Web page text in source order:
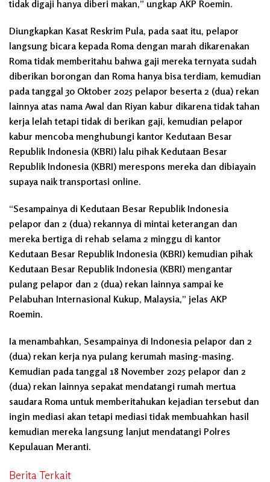
tidak digaji hanya diberi makan,” ungkap AKP Roemin.
Diungkapkan Kasat Reskrim Pula, pada saat itu, pelapor
langsung bicara kepada Roma dengan marah dikarenakan
Roma tidak memberitahu bahwa gaji mereka ternyata sudah
diberikan borongan dan Roma hanya bisa terdiam, kemudian
pada tanggal 30 Oktober 2025 pelapor beserta 2 (dua) rekan
lainnya atas nama Awal dan Riyan kabur dikarena tidak tahan
kerja lelah tetapi tidak di berikan gaji, kemudian pelapor
kabur mencoba menghubungi kantor Kedutaan Besar
Republik Indonesia (KBRI) lalu pihak Kedutaan Besar
Republik Indonesia (KBRI) merespons mereka dan dibiayain
supaya naik transportasi online.
“Sesampainya di Kedutaan Besar Republik Indonesia
pelapor dan 2 (dua) rekannya di mintai keterangan dan
mereka bertiga di rehab selama 2 minggu di kantor
Kedutaan Besar Republik Indonesia (KBRI) kemudian pihak
Kedutaan Besar Republik Indonesia (KBRI) mengantar
pulang pelapor dan 2 (dua) rekan lainnya sampai ke
Pelabuhan Internasional Kukup, Malaysia,” jelas AKP
Roemin.
Ia menambahkan, Sesampainya di Indonesia pelapor dan 2
(dua) rekan kerja nya pulang kerumah masing-masing.
Kemudian pada tanggal 18 November 2025 pelapor dan 2
(dua) rekan lainnya sepakat mendatangi rumah mertua
saudara Roma untuk memberitahukan kejadian tersebut dan
ingin mediasi akan tetapi mediasi tidak membuahkan hasil
kemudian mereka langsung lanjut mendatangi Polres
Kepulauan Meranti.
Berita Terkait